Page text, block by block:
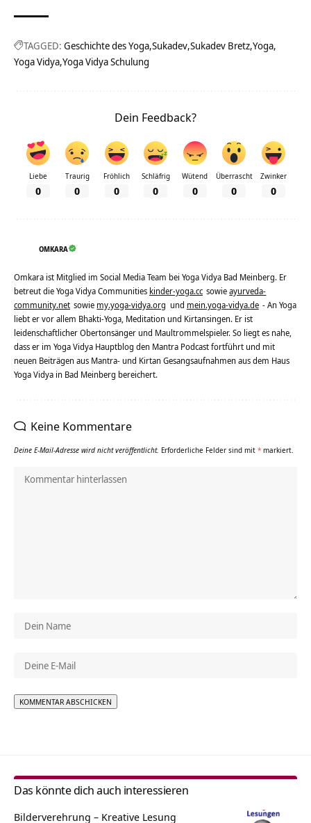
TAGGED: Geschichte des Yoga Sukadev Sukadev Bretz Yoga
Yoga Vidya Yoga Vidya Schulung
Dein Feedback?
Liebe
0
Traurig
0
Fröhlich
0
Schläfrig
0
Wütend
0
Überrascht
0
Zwinker
0
OMKARA
Omkara ist Mitglied im Social Media Team bei Yoga Vidya Bad Meinberg. Er
betreut die Yoga Vidya Communities kinder-yoga.cc sowieayurveda-
community.net sowie my.yoga-vidya.org und mein.yoga-vidya.de - An Yoga
liebt er vor allem Bhakti-Yoga, Meditation und Kirtansingen. Er ist
leidenschaftlicher Obertonsänger und Maultrommelspieler. So liegt es nahe,
dass er im Yoga Vidya Hauptblog den Mantra Podcast fortführt und mit
neuen Beiträgen aus Mantra- und Kirtan Gesangsaufnahmen aus dem Haus
Yoga Vidya in Bad Meinberg bereichert.
Keine Kommentare
Deine E-Mail-Adresse wird nicht veröffentlicht. Erforderliche Felder sind mit * markiert.
Das könnte dich auch interessieren
Bilderverehrung – Kreative Lesung